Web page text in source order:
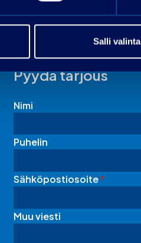
Salli valinta
Pyydä tarjous
Nimi
Puhelin
Sähköpostiosoite*
Muu viesti